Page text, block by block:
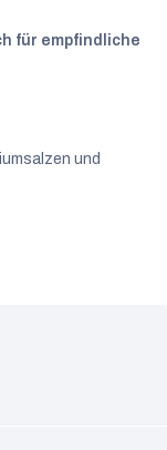
für empfindliche
und